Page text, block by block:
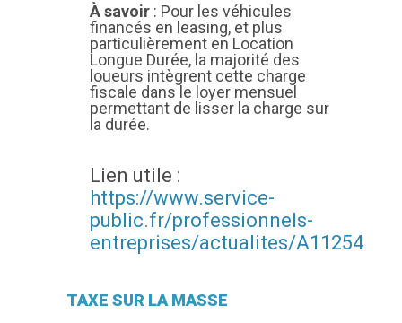
À savoir : Pour les véhicules
financés en leasing, et plus
particulièrement en Location
Longue Durée, la majorité des
loueurs intègrent cette charge
fiscale dans le loyer mensuel
permettant de lisser la charge sur
la durée.
Lien utile :
https://www.service-
public.fr/professionnels-
entreprises/actualites/A11254
TAXE SUR LA MASSE